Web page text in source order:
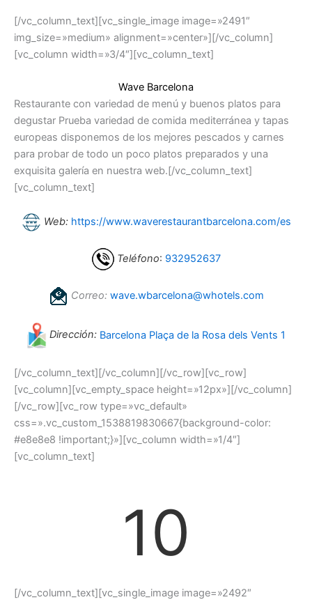
[/vc_column_text][vc_single_image image=»2491″
img_size=»medium» alignment=»center»][/vc_column]
[vc_column width=»3/4″][vc_column_text]
Wave Barcelona
Restaurante con variedad de menú y buenos platos para
degustar Prueba variedad de comida mediterránea y tapas
europeas disponemos de los mejores pescados y carnes
para probar de todo un poco platos preparados y una
exquisita galería en nuestra web.[/vc_column_text]
[vc_column_text]
Web: https://www.waverestaurantbarcelona.com/es
Teléfono: 932952637
Correo: wave.wbarcelona@whotels.com
Dirección: Barcelona Plaça de la Rosa dels Vents 1
[/vc_column_text][/vc_column][/vc_row][vc_row]
[vc_column][vc_empty_space height=»12px»][/vc_column]
[/vc_row][vc_row type=»vc_default»
css=».vc_custom_1538819830667{background-color:
#e8e8e8 !important;}»][vc_column width=»1/4″]
[vc_column_text]
10
[/vc_column_text][vc_single_image image=»2492″